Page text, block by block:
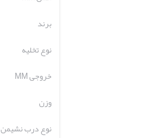
برند
نوع تخلیه
خروجی MM
وزن
نوع درب نشیمن